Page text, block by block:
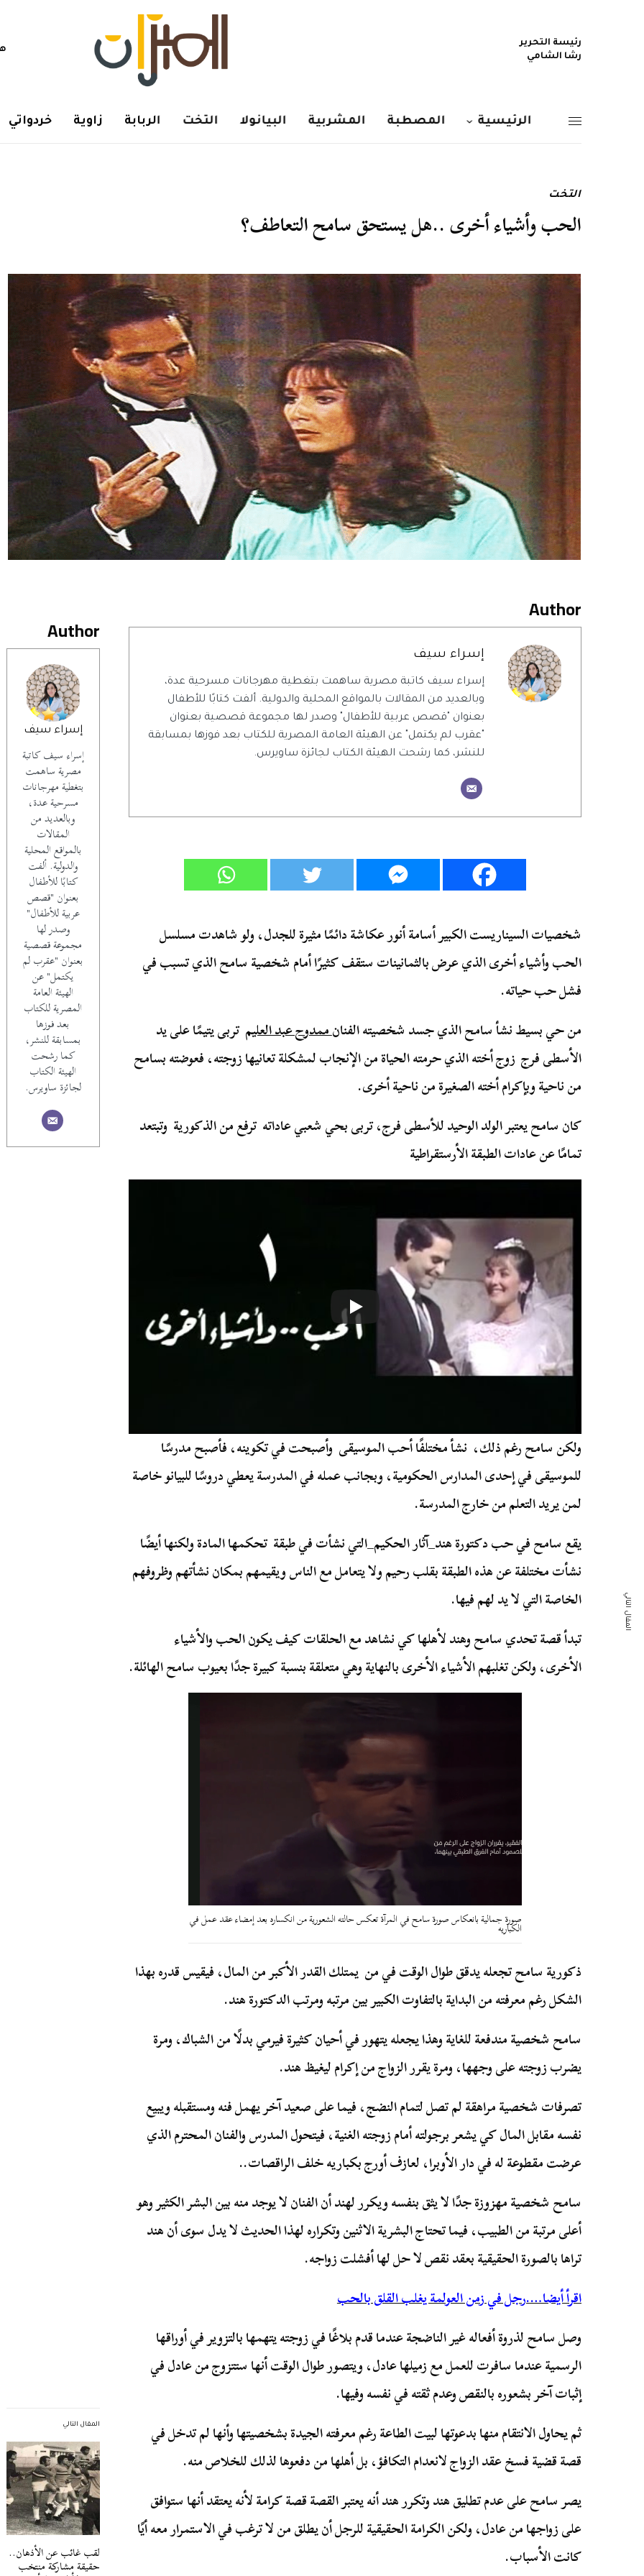
رئيسة التحرير
رشا الشامي
الرئيسية المصطبة المشربية البيانولا التخت الربابة زاوية خردواتي
التخت
الحب وأشياء أخرى ..هل يستحق سامح التعاطف؟
Author
إسراء سيف
إسراء سيف كاتبة
مصرية ساهمت
بتغطية مهرجانات
مسرحية عدة،
وبالعديد من
المقالات
بالمواقع المحلية
والدولية. ألفت
كتابًا للأطفال
بعنوان "قصص
عربية للأطفال"
وصدر لها
مجموعة قصصية
بعنوان "عقرب لم
يكتمل" عن
الهيئة العامة
المصرية للكتاب
بعد فوزها
بمسابقة للنشر،
كما رشحت
الهيئة الكتاب
لجائزة ساويرس.
المقال التالي
لقب غائب عن الأذهان..
حقيقة مشاركة منتخب
Author
إسراء سيف
إسراء سيف كاتبة مصرية ساهمت بتغطية مهرجانات مسرحية عدة،
وبالعديد من المقالات بالمواقع المحلية والدولية. ألفت كتابًا للأطفال
بعنوان "قصص عربية للأطفال" وصدر لها مجموعة قصصية بعنوان
"عقرب لم يكتمل" عن الهيئة العامة المصرية للكتاب بعد فوزها بمسابقة
للنشر، كما رشحت الهيئة الكتاب لجائزة ساويرس.
شخصيات السيناريست الكبير أسامة أنور عكاشة دائمًا مثيرة للجدل، ولو شاهدت مسلسل
الحب وأشياء أخرى الذي عرض بالثمانينات ستقف كثيرًا أمام شخصية سامح الذي تسبب في
فشل حب حياته.
من حي بسيط نشأ سامح الذي جسد شخصيته الفنانممدوح عبد العليم تربى يتيمًا على يد
الأسطى فرج زوج أخته الذي حرمته الحياة من الإنجاب لمشكلة تعانيها زوجته، فعوضته بسامح
من ناحية وبإكرام أخته الصغيرة من ناحية أخرى.
كان سامح يعتبر الولد الوحيد للأسطى فرج، تربى بحي شعبي عاداته ترفع من الذكورية وتبتعد
تمامًا عن عادات الطبقة الأرستقراطية
ولكن سامح رغم ذلك، نشأ مختلفًا أحب الموسيقى وأصبحت في تكوينه، فأصبح مدرسًا
للموسيقى في إحدى المدارس الحكومية، وبجانب عمله في المدرسة يعطي دروسًا للبيانو خاصة
لمن يريد التعلم من خارج المدرسة.
يقع سامح في حب دكتورة هند_آثار الحكيم_التي نشأت في طبقة تحكمها المادة ولكنها أيضًا
نشأت مختلفة عن هذه الطبقة بقلب رحيم ولا يتعامل مع الناس ويقيمهم بمكان نشأتهم وظروفهم
الخاصة التي لا يد لهم فيها.
تبدأ قصة تحدي سامح وهند لأهلها كي نشاهد مع الحلقات كيف يكون الحب والأشياء
الأخرى، ولكن تغلبهم الأشياء الأخرى بالنهاية وهي متعلقة بنسبة كبيرة جدًا بعيوب سامح الهائلة.
صورة جمالية بانعكاس صورة سامح في المرآة تعكس حالته الشعورية من انكساره بعد إمضاء عقد عمل في
الكباريه
ذكورية سامح تجعله يدقق طوال الوقت في من يمتلك القدر الأكبر من المال، فيقيس قدره بهذا
الشكل رغم معرفته من البداية بالتفاوت الكبير بين مرتبه ومرتب الدكتورة هند.
سامح شخصية مندفعة للغاية وهذا يجعله يتهور في أحيان كثيرة فيرمي بدلًا من الشباك، ومرة
يضرب زوجته على وجهها، ومرة يقرر الزواج من إكرام ليغيظ هند.
تصرفات شخصية مراهقة لم تصل لتمام النضج، فيما على صعيد آخر يهمل فنه ومستقبله ويبيع
نفسه مقابل المال كي يشعر برجولته أمام زوجته الغنية، فيتحول المدرس والفنان المحترم الذي
عرضت مقطوعة له في دار الأوبرا، لعازف أورج بكباريه خلف الراقصات..
سامح شخصية مهزوزة جدًا لا يثق بنفسه ويكرر لهند أن الفنان لا يوجد منه بين البشر الكثير وهو
أعلى مرتبة من الطبيب، فيما تحتاج البشرية الاثنين وتكراره لهذا الحديث لا يدل سوى أن هند
تراها بالصورة الحقيقية بعقد نقص لا حل لها أفشلت زواجه.
اقرأ أيضا….رجل في زمن العولمة يغلب القلق بالحب
وصل سامح لذروة أفعاله غير الناضجة عندما قدم بلاغًا في زوجته يتهمها بالتزوير في أوراقها
الرسمية عندما سافرت للعمل مع زميلها عادل، ويتصور طوال الوقت أنها ستتزوج من عادل في
إثبات آخر بشعوره بالنقص وعدم ثقته في نفسه وفيها.
ثم يحاول الانتقام منها بدعوتها لبيت الطاعة رغم معرفته الجيدة بشخصيتها وأنها لم تدخل في
قصة قضية فسخ عقد الزواج لانعدام التكافؤ، بل أهلها من دفعوها لذلك للخلاص منه.
يصر سامح على عدم تطليق هند وتكرر هند أنه يعتبر القصة قصة كرامة لأنه يعتقد أنها ستوافق
على زواجها من عادل، ولكن الكرامة الحقيقية للرجل أن يطلق من لا ترغب في الاستمرار معه أيًا
كانت الأسباب.
المقال التالي